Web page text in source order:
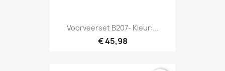
Voorveerset B207- Kleur:...
€ 45,98